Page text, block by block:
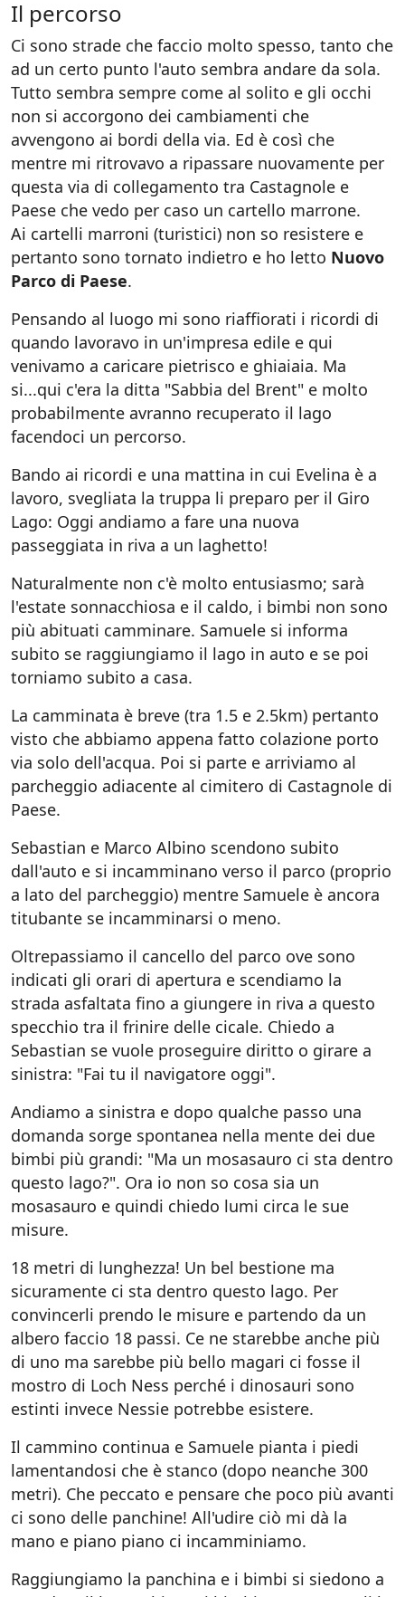
Il percorso
Ci sono strade che faccio molto spesso, tanto che
ad un certo punto l'auto sembra andare da sola.
Tutto sembra sempre come al solito e gli occhi
non si accorgono dei cambiamenti che
avvengono ai bordi della via. Ed è così che
mentre mi ritrovavo a ripassare nuovamente per
questa via di collegamento tra Castagnole e
Paese che vedo per caso un cartello marrone.
Ai cartelli marroni (turistici) non so resistere e
pertanto sono tornato indietro e ho letto Nuovo
Parco di Paese.
Pensando al luogo mi sono riaffiorati i ricordi di
quando lavoravo in un'impresa edile e qui
venivamo a caricare pietrisco e ghiaiaia. Ma
si...qui c'era la ditta "Sabbia del Brent" e molto
probabilmente avranno recuperato il lago
facendoci un percorso.
Bando ai ricordi e una mattina in cui Evelina è a
lavoro, svegliata la truppa li preparo per il Giro
Lago: Oggi andiamo a fare una nuova
passeggiata in riva a un laghetto!
Naturalmente non c'è molto entusiasmo; sarà
l'estate sonnacchiosa e il caldo, i bimbi non sono
più abituati camminare. Samuele si informa
subito se raggiungiamo il lago in auto e se poi
torniamo subito a casa.
La camminata è breve (tra 1.5 e 2.5km) pertanto
visto che abbiamo appena fatto colazione porto
via solo dell'acqua. Poi si parte e arriviamo al
parcheggio adiacente al cimitero di Castagnole di
Paese.
Sebastian e Marco Albino scendono subito
dall'auto e si incamminano verso il parco (proprio
a lato del parcheggio) mentre Samuele è ancora
titubante se incamminarsi o meno.
Oltrepassiamo il cancello del parco ove sono
indicati gli orari di apertura e scendiamo la
strada asfaltata fino a giungere in riva a questo
specchio tra il frinire delle cicale. Chiedo a
Sebastian se vuole proseguire diritto o girare a
sinistra: "Fai tu il navigatore oggi".
Andiamo a sinistra e dopo qualche passo una
domanda sorge spontanea nella mente dei due
bimbi più grandi: "Ma un mosasauro ci sta dentro
questo lago?". Ora io non so cosa sia un
mosasauro e quindi chiedo lumi circa le sue
misure.
18 metri di lunghezza! Un bel bestione ma
sicuramente ci sta dentro questo lago. Per
convincerli prendo le misure e partendo da un
albero faccio 18 passi. Ce ne starebbe anche più
di uno ma sarebbe più bello magari ci fosse il
mostro di Loch Ness perché i dinosauri sono
estinti invece Nessie potrebbe esistere.
Il cammino continua e Samuele pianta i piedi
lamentandosi che è stanco (dopo neanche 300
metri). Che peccato e pensare che poco più avanti
ci sono delle panchine! All'udire ciò mi dà la
mano e piano piano ci incamminiamo.
Raggiungiamo la panchina e i bimbi si siedono a